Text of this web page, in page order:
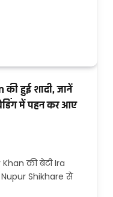
हुई शादी, जानें
में पहन कर आए
की बेटी Ira
Shikhare से